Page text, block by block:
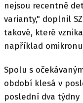
nejsou recentně
varianty," doplnil
takové, které
například
Spolu s
období klesá v
poslední dva týdny